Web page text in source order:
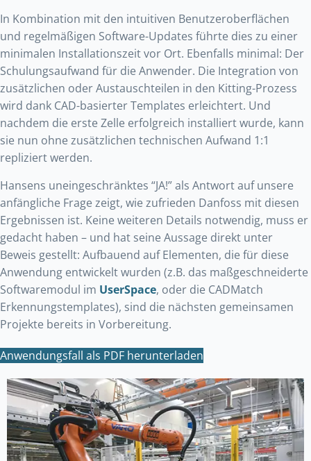
In Kombination mit den intuitiven Benutzeroberflächen
und regelmäßigen Software-Updates führte dies zu einer
minimalen Installationszeit vor Ort. Ebenfalls minimal: Der
Schulungsaufwand für die Anwender. Die Integration von
zusätzlichen oder Austauschteilen in den Kitting-Prozess
wird dank CAD-basierter Templates erleichtert. Und
nachdem die erste Zelle erfolgreich installiert wurde, kann
sie nun ohne zusätzlichen technischen Aufwand 1:1
repliziert werden.
Hansens uneingeschränktes “JA!” als Antwort auf unsere
anfängliche Frage zeigt, wie zufrieden Danfoss mit diesen
Ergebnissen ist. Keine weiteren Details notwendig, muss er
gedacht haben – und hat seine Aussage direkt unter
Beweis gestellt: Aufbauend auf Elementen, die für diese
Anwendung entwickelt wurden (z.B. das maßgeschneiderte
Softwaremodul im UserSpace, oder die CADMatch
Erkennungstemplates), sind die nächsten gemeinsamen
Projekte bereits in Vorbereitung.
Anwendungsfall als PDF herunterladen